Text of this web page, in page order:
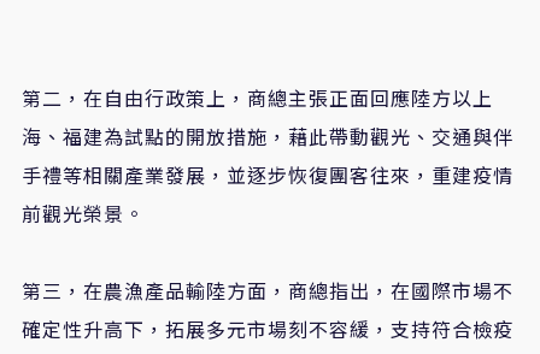
第二，在自由行政策上，商總主張正面回應陸方以上
海、福建為試點的開放措施，藉此帶動觀光、交通與伴
手禮等相關產業發展，並逐步恢復團客往來，重建疫情
前觀光榮景。
第三，在農漁產品輸陸方面，商總指出，在國際市場不
確定性升高下，拓展多元市場刻不容緩，支持符合檢疫